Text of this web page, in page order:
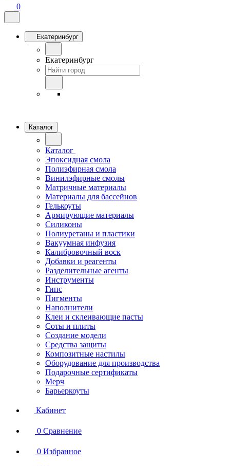
0
Екатеринбург
Екатеринбург
Каталог
Каталог
Эпоксидная смола
Полиэфирная смола
Винилэфирные смолы
Матричные материалы
Материалы для бассейнов
Гелькоуты
Армирующие материалы
Силиконы
Полиуретаны и пластики
Вакуумная инфузия
Калибровочный воск
Добавки и реагенты
Разделительные агенты
Инструменты
Гипс
Пигменты
Наполнители
Клеи и склеивающие пасты
Соты и плиты
Создание модели
Средства защиты
Композитные настилы
Оборудование для производства
Подарочные сертификаты
Мерч
Барьеркоуты
Кабинет
0 Сравнение
0 Избранное